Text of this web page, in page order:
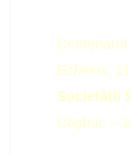
Centenarul
Echinox;
Societăţii
Coşbuc –